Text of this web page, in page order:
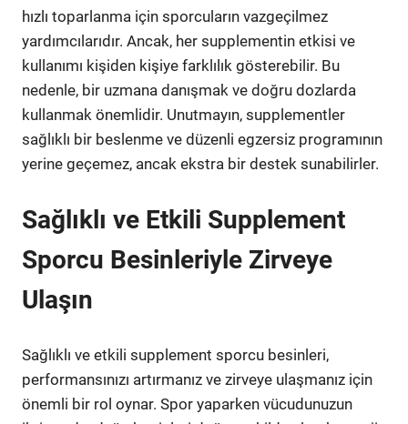
hızlı toparlanma için sporcuların vazgeçilmez
yardımcılarıdır. Ancak, her supplementin etkisi ve
kullanımı kişiden kişiye farklılık gösterebilir. Bu
nedenle, bir uzmana danışmak ve doğru dozlarda
kullanmak önemlidir. Unutmayın, supplementler
sağlıklı bir beslenme ve düzenli egzersiz programının
yerine geçemez, ancak ekstra bir destek sunabilirler.
Sağlıklı ve Etkili Supplement
Sporcu Besinleriyle Zirveye
Ulaşın
Sağlıklı ve etkili supplement sporcu besinleri,
performansınızı artırmanız ve zirveye ulaşmanız için
önemli bir rol oynar. Spor yaparken vücudunuzun